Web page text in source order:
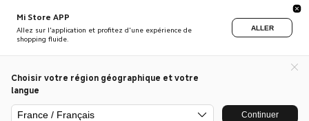
Mi Store APP
Allez sur l'application et profitez d'une expérience de
shopping fluide.
ALLER
Choisir votre région géographique et votre
langue
France / Français Continuer